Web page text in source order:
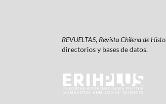
REVUELTAS, Revista Chilena de
directorios y bases de datos.